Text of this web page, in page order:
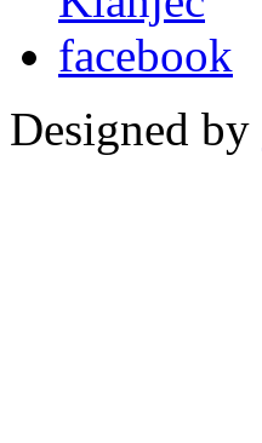
Designed by